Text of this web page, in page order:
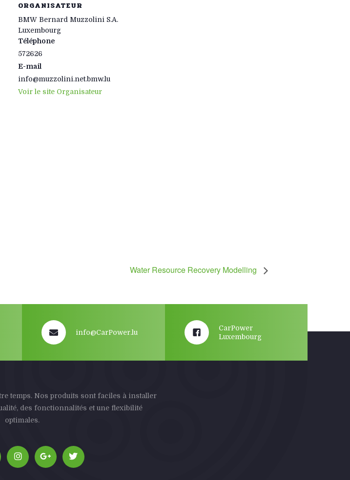
ORGANISATEUR
BMW Bernard Muzzolini S.A.
Luxembourg
Téléphone
572626
E-mail
info@muzzolini.net.bmw.lu
Voir le site Organisateur
Water Resource Recovery Modelling
info@CarPower.lu
CarPower
Luxembourg
temps. Nos produits sont faciles à installer
des fonctionnalités et une flexibilité
optimales.